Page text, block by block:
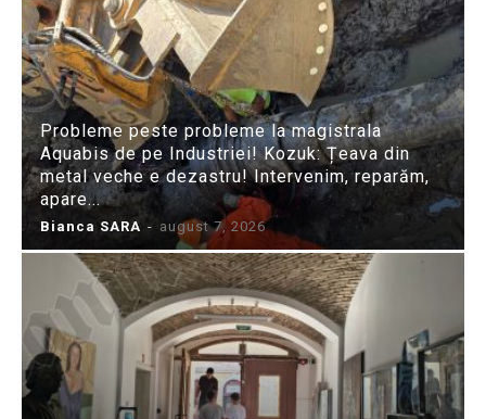
Probleme peste probleme la magistrala
Aquabis de pe Industriei! Kozuk: Țeava din
metal veche e dezastru! Intervenim, reparăm,
apare...
Bianca SARA - august 7, 2026